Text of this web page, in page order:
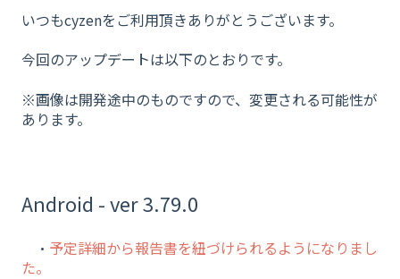
いつもcyzenをご利用頂きありがとうございます。
今回のアップデートは以下のとおりです。
※画像は開発途中のものですので、変更される可能性が
あります。
Android - ver 3.79.0
・ 予定詳細から報告書を紐づけられるようになりまし
た。